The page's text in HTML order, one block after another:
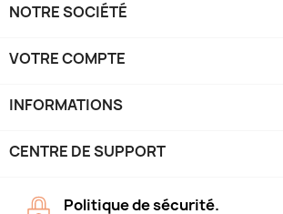
NOTRE SOCIÉTÉ
VOTRE COMPTE
INFORMATIONS
CENTRE DE SUPPORT
Politique de sécurité.